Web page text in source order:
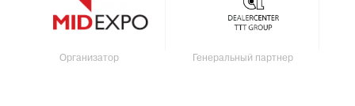
Организатор Генеральный партнер